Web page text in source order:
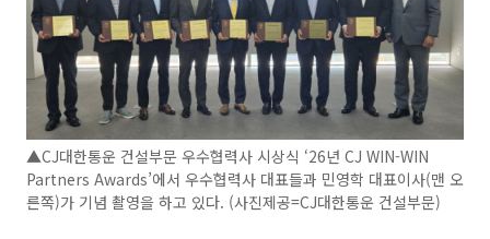
▲CJ대한통운 건설부문 우수협력사 시상식 ‘26년 CJ WIN-WIN
Partners Awards’에서 우수협력사 대표들과 민영학 대표이사(맨 오
른쪽)가 기념 촬영을 하고 있다. (사진제공=CJ대한통운 건설부문)